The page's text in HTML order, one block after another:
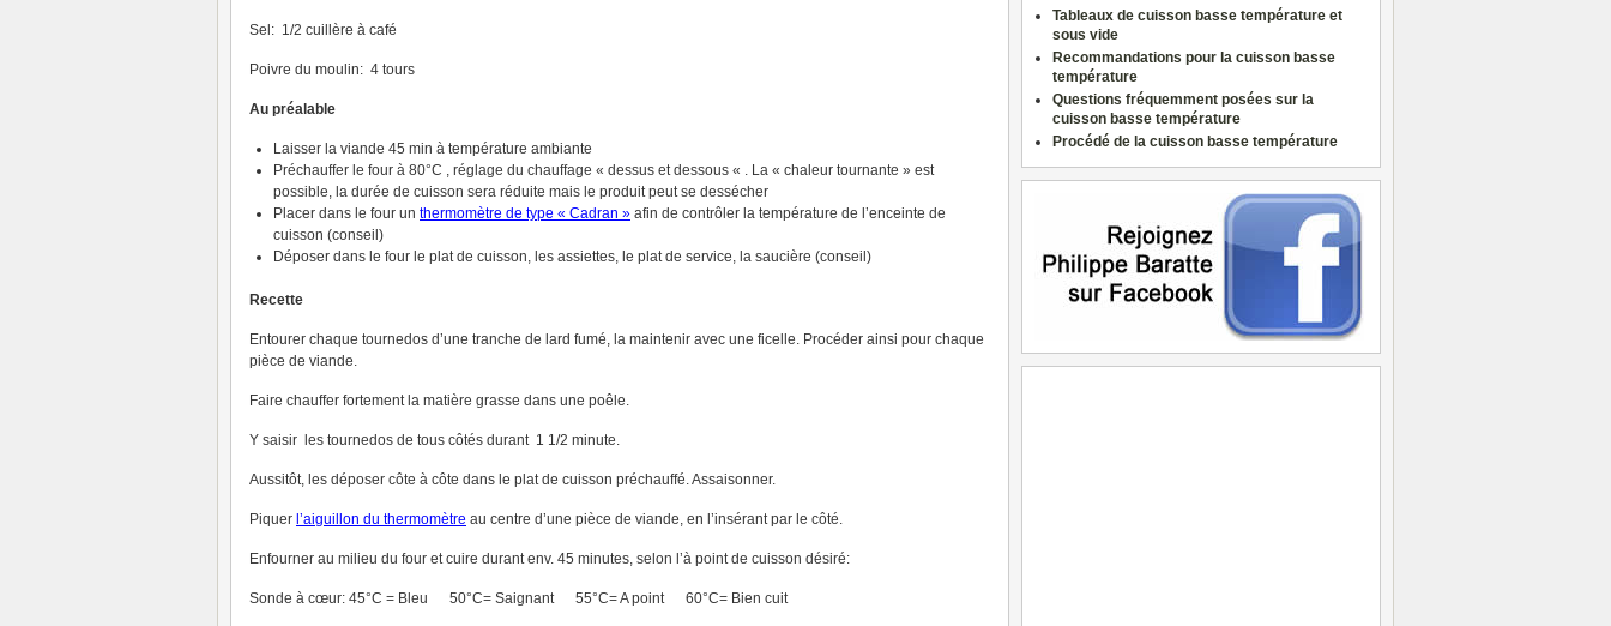
Sel: 1/2 cuillère à café
Poivre du moulin: 4 tours
Au préalable
Laisser la viande 45 min à température ambiante
Préchauffer le four à 80°C , réglage du chauffage « dessus et dessous « . La « chaleur tournante » est
possible, la durée de cuisson sera réduite mais le produit peut se dessécher
Placer dans le four un thermomètre de type « Cadran » afin de contrôler la température de l’enceinte de
cuisson (conseil)
Déposer dans le four le plat de cuisson, les assiettes, le plat de service, la saucière (conseil)
Recette
Entourer chaque tournedos d’une tranche de lard fumé, la maintenir avec une ficelle. Procéder ainsi pour chaque
pièce de viande.
Faire chauffer fortement la matière grasse dans une poêle.
Y saisir les tournedos de tous côtés durant 1 1/2 minute.
Aussitôt, les déposer côte à côte dans le plat de cuisson préchauffé. Assaisonner.
Piquer l’aiguillon du thermomètre au centre d’une pièce de viande, en l’insérant par le côté.
Enfourner au milieu du four et cuire durant env. 45 minutes, selon l’à point de cuisson désiré:
Sonde à cœur: 45°C = Bleu 50°C= Saignant 55°C= A point 60°C= Bien cuit
Tableaux de cuisson basse température et
sous vide
Recommandations pour la cuisson basse
température
Questions fréquemment posées sur la
cuisson basse température
Procédé de la cuisson basse température